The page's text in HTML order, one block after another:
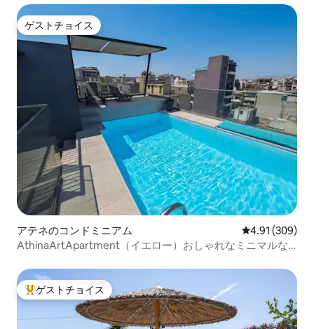
ゲストチョイス
ゲストチョイス
アテネのコンドミニアム レビュー309
4.91 (309)
AthinaArtApartment（イエロー）おしゃれなミニマルな
大好評のゲストチョイスです。
ゲストチョイス